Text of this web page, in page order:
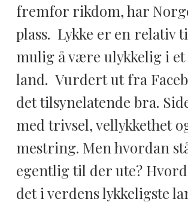
fremfor rikdom, har
plass. Lykke er en relativ
mulig å være ulykkelig i
land. Vurdert ut fra
det tilsynelatende bra.
med trivsel, vellykkethet
mestring. Men hvordan
egentlig til der ute?
det i verdens lykkeligste